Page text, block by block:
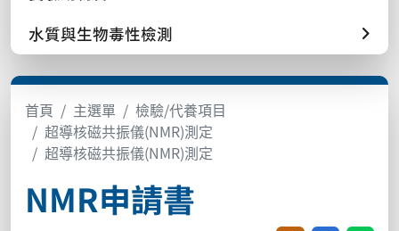
水質與生物毒性檢測
首頁 主選單
檢驗/代養項目
超導核磁共振儀(NMR)測定
超導核磁共振儀(NMR)測定
NMR申請書